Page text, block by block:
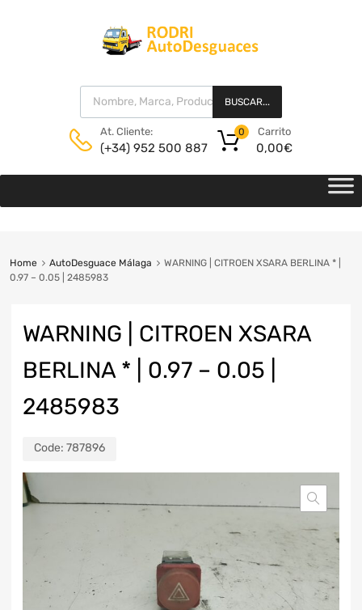
BUSCAR...
At. Cliente:
(+34) 952 500 887
Carrito
0,00€
0
Home AutoDesguace Málaga
WARNING | CITROEN XSARA BERLINA * |
0.97 – 0.05 | 2485983
WARNING | CITROEN XSARA
BERLINA * | 0.97 – 0.05 |
2485983
Code: 787896